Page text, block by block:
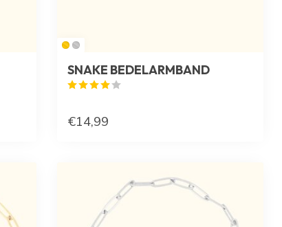
SNAKE BEDELARMBAND
€14,99